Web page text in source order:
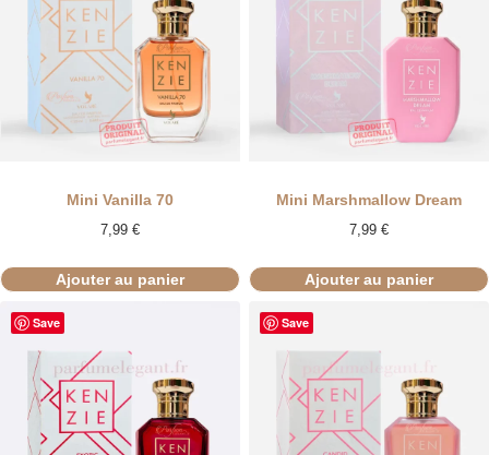
Mini Vanilla 70
7,99 €
Ajouter au panier
Mini Marshmallow Dream
7,99 €
Ajouter au panier
Save Save